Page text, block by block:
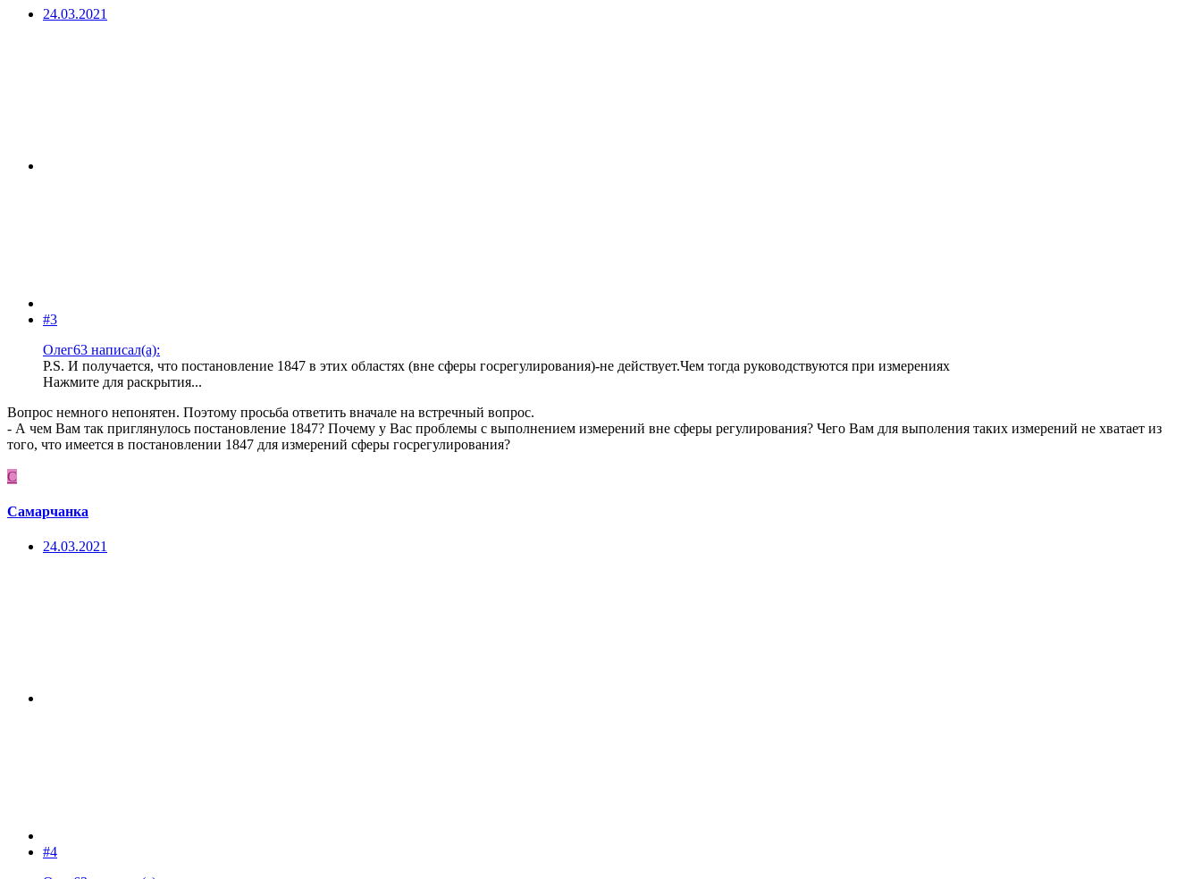
24.03.2021
#3
Олег63 написал(а):
P.S. И получается, что постановление 1847 в этих областях (вне сферы госрегулирования)-не действует.Чем тогда руководствуются при измерениях
Нажмите для раскрытия...
Вопрос немного непонятен. Поэтому просьба ответить вначале на встречный вопрос.
- А чем Вам так приглянулось постановление 1847? Почему у Вас проблемы с выполнением измерений вне сферы регулирования? Чего Вам для выполения таких измерений не хватает из
того, что имеется в постановлении 1847 для измерений сферы госрегулирования?
С
Самарчанка
24.03.2021
#4